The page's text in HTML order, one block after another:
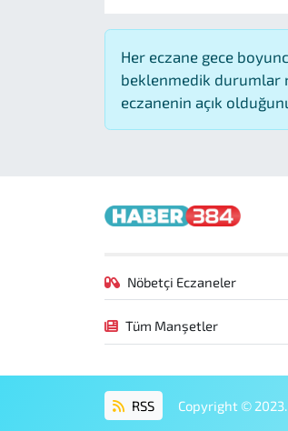
Her eczane gece
beklenmedik durumlar
eczanenin açık
Nöbetçi Eczaneler
Tüm Manşetler
RSS Copyright © 2023.